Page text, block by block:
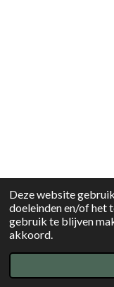
Deze website
doeleinden en/of het
gebruik te blijven
akkoord.